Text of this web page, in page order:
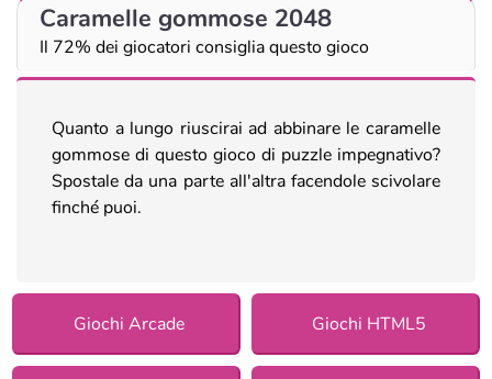
Caramelle gommose 2048
Il 72% dei giocatori consiglia questo gioco
Quanto a lungo riuscirai ad abbinare le caramelle
gommose di questo gioco di puzzle impegnativo?
Spostale da una parte all'altra facendole scivolare
finché puoi.
Giochi Arcade Giochi HTML5